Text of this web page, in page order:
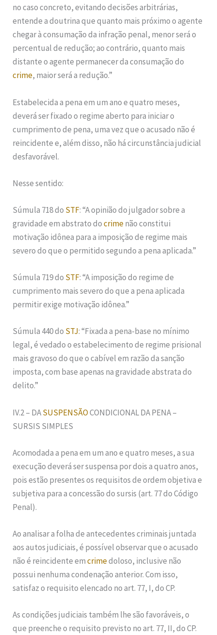
no caso concreto, evitando decisões arbitrárias,
entende a doutrina que quanto mais próximo o agente
chegar à consumação da infração penal, menor será o
percentual de redução; ao contrário, quanto mais
distante o agente permanecer da consumação do
crime, maior será a redução.”
Estabelecida a pena em um ano e quatro meses,
deverá ser fixado o regime aberto para iniciar o
cumprimento de pena, uma vez que o acusado não é
reincidente e, além disso, não há circunstância judicial
desfavorável.
Nesse sentido:
Súmula 718 do STF: “A opinião do julgador sobre a
gravidade em abstrato docrimenão constitui
motivação idônea para a imposição de regime mais
severo do que o permitido segundo a pena aplicada.”
Súmula 719 do STF: “A imposição do regime de
cumprimento mais severo do que a pena aplicada
permitir exige motivação idônea.”
Súmula 440 do STJ: “Fixada a pena-base no mínimo
legal, é vedado o estabelecimento de regime prisional
mais gravoso do que o cabível em razão da sanção
imposta, com base apenas na gravidade abstrata do
delito.”
IV.2 – DASUSPENSÃOCONDICIONAL DA PENA –
SURSIS SIMPLES
Acomodada a pena em um ano e quatro meses, a sua
execução deverá ser suspensa por dois a quatro anos,
pois estão presentes os requisitos de ordem objetiva e
subjetiva para a concessão do sursis (art. 77 do Código
Penal).
Ao analisar a folha de antecedentes criminais juntada
aos autos judiciais, é possível observar que o acusado
não é reincidente emcrimedoloso, inclusive não
possui nenhuma condenação anterior. Com isso,
satisfaz o requisito elencado no art. 77, I, do CP.
As condições judiciais também lhe são favoráveis, o
que preenche o requisito previsto no art. 77, II, do CP.